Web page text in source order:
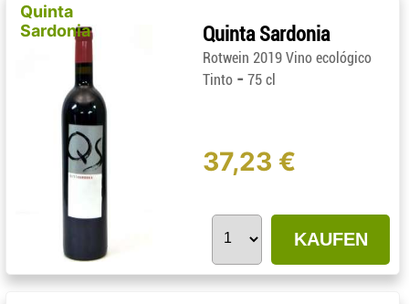
Quinta
Sardonia
Quinta Sardonia
Rotwein 2019 Vino ecológico
Tinto - 75 cl
37,23 €
KAUFEN